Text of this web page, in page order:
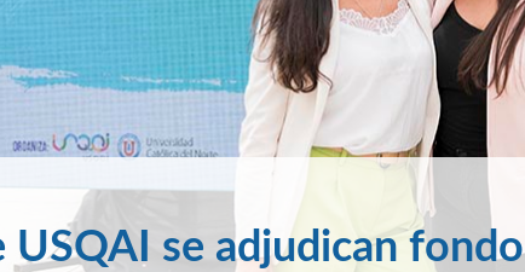
USQAI se adjudican fondo